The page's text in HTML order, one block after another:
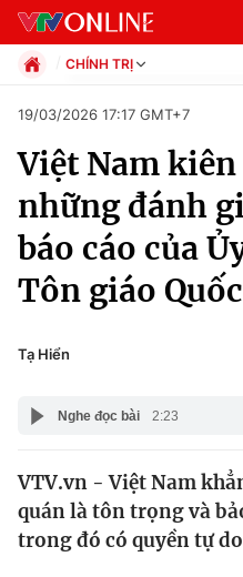
Chuyên mục
Chính trị
Xã hội
Pháp luật
Y tế
Thế giới
Tin tức
Kinh tế
CHÍNH TRỊ
Xã hội
Pháp luật
Thể thao
Truyền hình
Văn hóa - Giải trí
Y tế
19/03/2026 17:17 GMT+7
Việt Nam kiên
những đánh
báo cáo của
Tôn giáo
Tạ Hiển
Nghe đọc bài 2:23
VTV.vn - Việt Nam
quán là tôn trọng và
trong đó có quyền tự